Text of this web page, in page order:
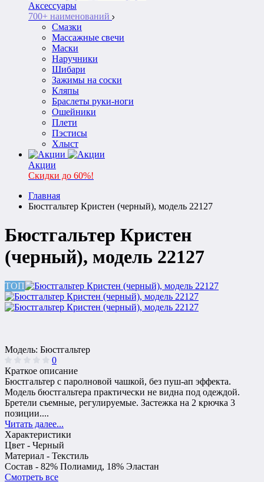
Аксессуары
700+ наименований
Смазки
Массажные свечи
Маски
Наручники
Шибари
Зажимы на соски
Кляпы
Браслеты руки-ноги
Ошейники
Плети
Пэстисы
Хлыст
Акции
Скидки до 60%!
Главная
Бюстгальтер Кристен (черный), модель 22127
Бюстгальтер Кристен
(черный), модель 22127
ТОП
Модель: Бюстгальтер
0
Краткое описание
Бюстгальтер с паролновой чашкой, без пуш-ап эффекта.
Модель бюстгальтера практически не видна под одеждой.
Бретели съемные, регулируемые. Застежка на 2 крючка 3
позиции....
Читать далее...
Характеристики
Цвет - Черный
Материал - Текстиль
Состав - 82% Полиамид, 18% Эластан
Смотреть все